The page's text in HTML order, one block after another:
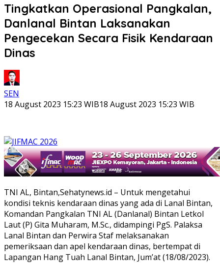
Tingkatkan Operasional Pangkalan,
Danlanal Bintan Laksanakan
Pengecekan Secara Fisik Kendaraan
Dinas
SEN
18 August 2023 15:23 WIB18 August 2023 15:23 WIB
TNI AL, Bintan,Sehatynews.id – Untuk mengetahui
kondisi teknis kendaraan dinas yang ada di Lanal Bintan,
Komandan Pangkalan TNI AL (Danlanal) Bintan Letkol
Laut (P) Gita Muharam, M.Sc., didampingi PgS. Palaksa
Lanal Bintan dan Perwira Staf melaksanakan
pemeriksaan dan apel kendaraan dinas, bertempat di
Lapangan Hang Tuah Lanal Bintan, Jum’at (18/08/2023).